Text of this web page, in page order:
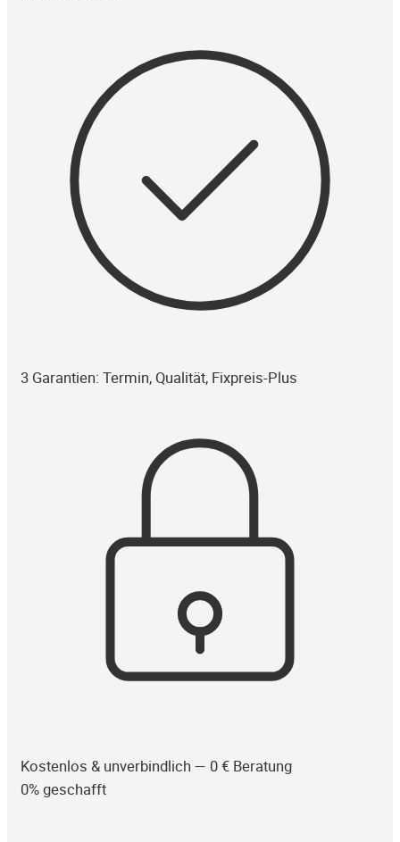
3 Garantien: Termin, Qualität, Fixpreis-Plus
Kostenlos & unverbindlich — 0 € Beratung
0% geschafft